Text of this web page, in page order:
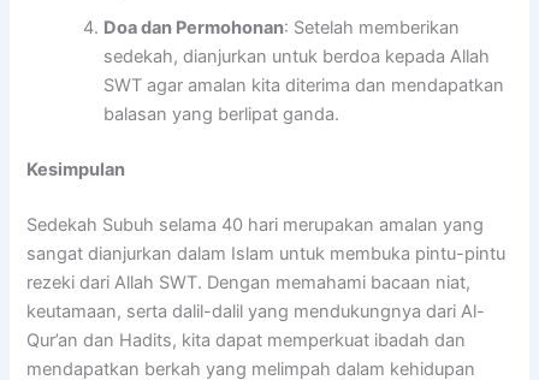
Doa dan Permohonan: Setelah memberikan
sedekah, dianjurkan untuk berdoa kepada Allah
SWT agar amalan kita diterima dan mendapatkan
balasan yang berlipat ganda.
Kesimpulan
Sedekah Subuh selama 40 hari merupakan amalan yang
sangat dianjurkan dalam Islam untuk membuka pintu-pintu
rezeki dari Allah SWT. Dengan memahami bacaan niat,
keutamaan, serta dalil-dalil yang mendukungnya dari Al-
Qur’an dan Hadits, kita dapat memperkuat ibadah dan
mendapatkan berkah yang melimpah dalam kehidupan